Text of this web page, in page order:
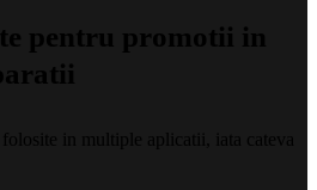
pentru promotii in
in multiple aplicatii, iata cateva